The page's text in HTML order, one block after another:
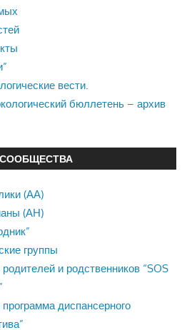
вести.
бюллетень – архив
СООБЩЕСТВА
(АА)
(АН)
группы
и родственников “SOS
диспансерного